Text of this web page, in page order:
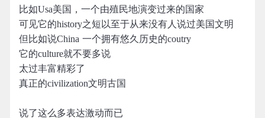
比如Usa美国，一个由殖民地演变过来的国家
可见它的history之短以至于从来没有人说过美国文明
但比如说China 一个拥有悠久历史的coutry
它的culture就不要多说
太过丰富精彩了
真正的civilization文明古国
说了这么多表达激动而已